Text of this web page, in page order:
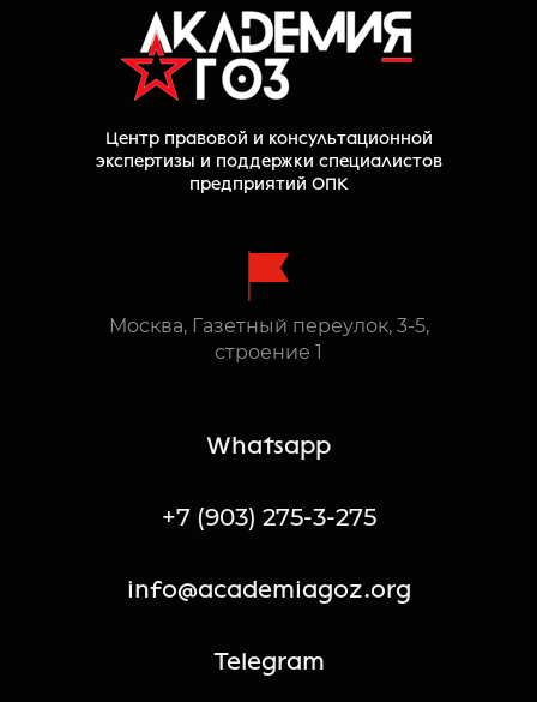
Центр правовой и консультационной
экспертизы и поддержки специалистов
предприятий ОПК
Москва, Газетный переулок, 3-5,
строение 1
Whatsapp
+7 (903) 275-3-275
info@academiagoz.org
Telegram